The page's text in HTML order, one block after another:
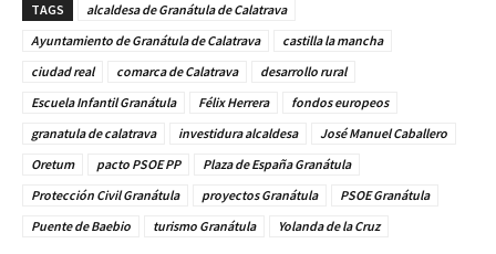
TAGS
alcaldesa de Granátula de Calatrava
Ayuntamiento de Granátula de Calatrava
castilla la mancha
ciudad real
comarca de Calatrava
desarrollo rural
Escuela Infantil Granátula
Félix Herrera
fondos europeos
granatula de calatrava
investidura alcaldesa
José Manuel Caballero
Oretum
pacto PSOE PP
Plaza de España Granátula
Protección Civil Granátula
proyectos Granátula
PSOE Granátula
Puente de Baebio
turismo Granátula Yolanda de la Cruz